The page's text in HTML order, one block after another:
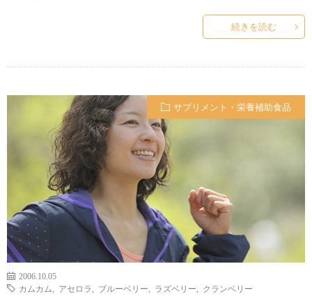
続きを読む
サプリメント・栄養補助食品
2006.10.05
カムカム
アセロラ ブルーベリー ラズベリー クランベリー